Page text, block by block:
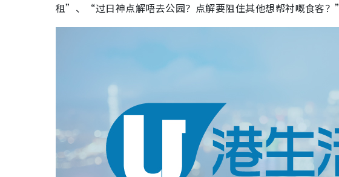
租”、“过日神点解唔去公园？点解要阻住其他想帮衬嘅食客？”